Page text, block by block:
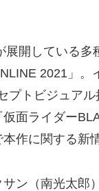
開している
2021」。
トビジュア
⾯ライダー
作に関する新
ン（南光太郎